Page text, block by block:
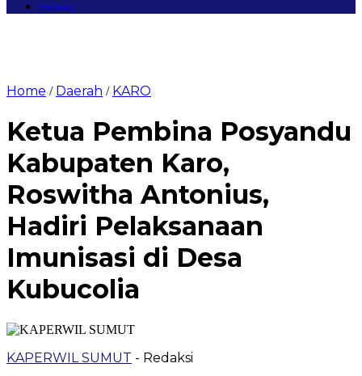
Redaksi
Home / Daerah / KARO
Ketua Pembina Posyandu
Kabupaten Karo,
Roswitha Antonius,
Hadiri Pelaksanaan
Imunisasi di Desa
Kubucolia
KAPERWIL SUMUT - Redaksi